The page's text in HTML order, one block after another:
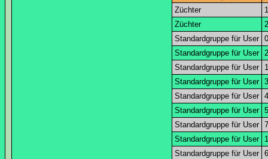
Züchter
Züchter
Standardgruppe für User 0
Standardgruppe für User
Standardgruppe für User
Standardgruppe für User
Standardgruppe für User
Standardgruppe für User
Standardgruppe für User
Standardgruppe für User
Standardgruppe für User